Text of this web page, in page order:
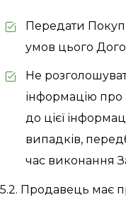
Передати
умов цього
Не
інформацію про
до цієї
випадків,
час виконання
5.2. Продавець має